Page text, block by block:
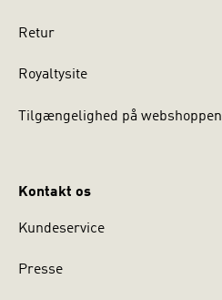
Retur
Royaltysite
Tilgængelighed på webshoppen
Kontakt os
Kundeservice
Presse